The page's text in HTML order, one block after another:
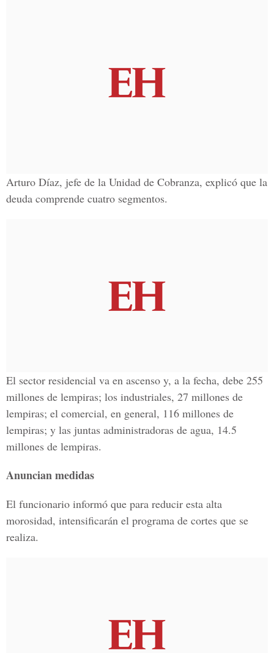
Arturo Díaz, jefe de la Unidad de Cobranza, explicó que la
deuda comprende cuatro segmentos.
El sector residencial va en ascenso y, a la fecha, debe 255
millones de lempiras; los industriales, 27 millones de
lempiras; el comercial, en general, 116 millones de
lempiras; y las juntas administradoras de agua, 14.5
millones de lempiras.
Anuncian medidas
El funcionario informó que para reducir esta alta
morosidad, intensificarán el programa de cortes que se
realiza.